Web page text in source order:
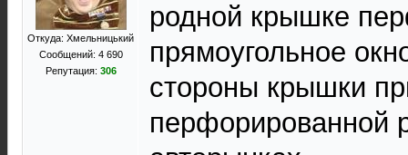
Откуда: Хмельницький
Сообщений: 4 690
Репутация: 306
родной крышке
прямоугольное
стороны крышки
перфорированной